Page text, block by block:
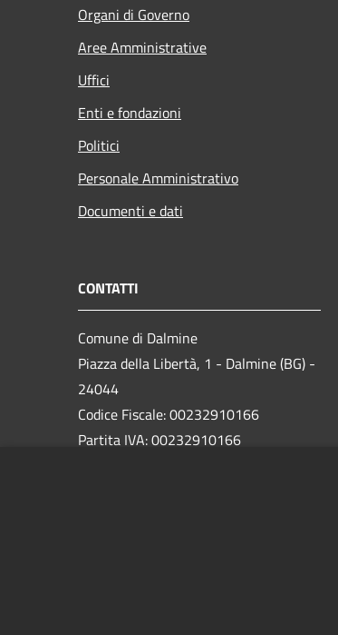
Organi di Governo
Aree Amministrative
Uffici
Enti e fondazioni
Politici
Personale Amministrativo
Documenti e dati
CONTATTI
Comune di Dalmine
Piazza della Libertà, 1 - Dalmine (BG) -
24044
Codice Fiscale: 00232910166
Partita IVA: 00232910166